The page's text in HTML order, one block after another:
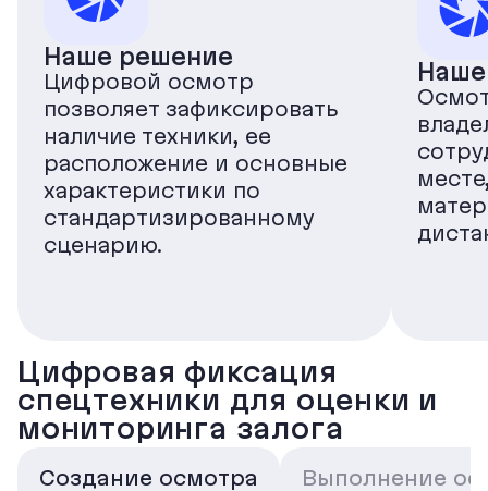
Наше решение
Цифровой осмотр
позволяет зафиксировать
наличие техники, ее
расположение и основные
характеристики по
стандартизированному
сценарию.
Цифровая фиксация
спецтехники для оценки и
мониторинга залога
Создание осмотра Выполнение